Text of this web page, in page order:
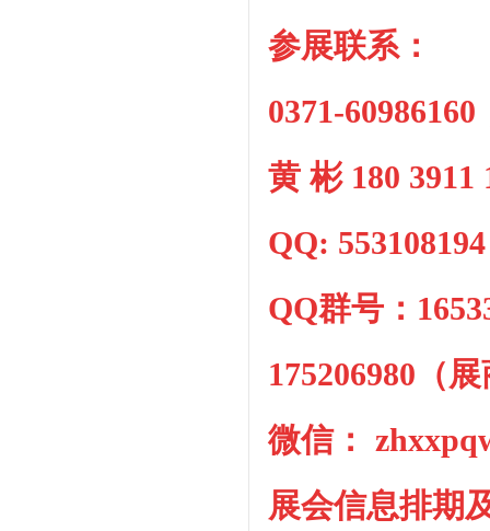
参展联系：
0371-60986160
黄 彬 180
QQ:
QQ群号：
175206980（
微信：
展会信息排期